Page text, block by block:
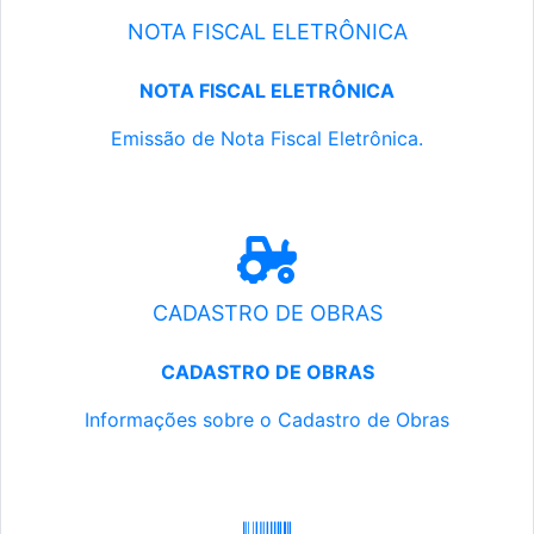
NOTA FISCAL ELETRÔNICA
NOTA FISCAL ELETRÔNICA
Emissão de Nota Fiscal Eletrônica.
CADASTRO DE OBRAS
CADASTRO DE OBRAS
Informações sobre o Cadastro de Obras